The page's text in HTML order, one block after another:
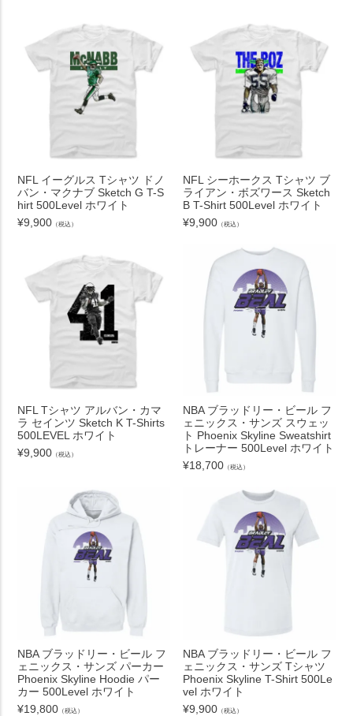
NFL イーグルス Tシャツ ドノ
バン・マクナブ Sketch G T-S
hirt 500Level ホワイト
¥9,900 （税込）
NFL シーホークス Tシャツ ブ
ライアン・ボズワース Sketch
B T-Shirt 500Level ホワイト
¥9,900 （税込）
NFL Tシャツ アルバン・カマ
ラ セインツ Sketch K T-Shirts
500LEVEL ホワイト
¥9,900 （税込）
NBA ブラッドリー・ビール フ
ェニックス・サンズ スウェッ
ト Phoenix Skyline Sweatshirt
トレーナー 500Level ホワイト
¥18,700 （税込）
NBA ブラッドリー・ビール フ
ェニックス・サンズ パーカー
Phoenix Skyline Hoodie パー
カー 500Level ホワイト
¥19,800 （税込）
NBA ブラッドリー・ビール フ
ェニックス・サンズ Tシャツ
Phoenix Skyline T-Shirt 500Le
vel ホワイト
¥9,900 （税込）